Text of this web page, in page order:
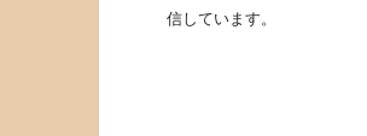
信しています。